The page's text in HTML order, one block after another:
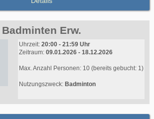
Badminten Erw.
Uhrzeit: 20:00 - 21:59 Uhr
Zeitraum: 09.01.2026 - 18.12.2026
Max. Anzahl Personen: 10 (bereits gebucht: 1)
Nutzungszweck: Badminton